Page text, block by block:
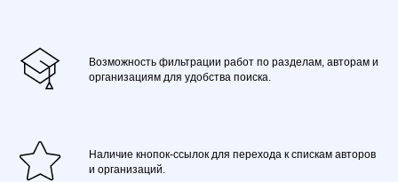
Возможность фильтрации работ по разделам, авторам и
организациям для удобства поиска.
Наличие кнопок-ссылок для перехода к спискам авторов
и организаций.